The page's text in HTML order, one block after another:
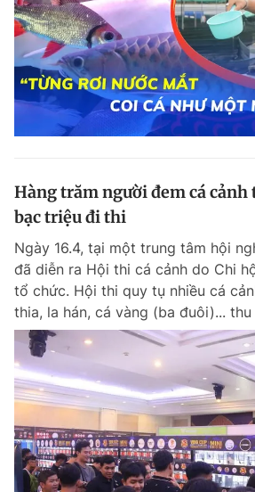
Hàng trăm người đem cá cảnh
bạc triệu đi thi
Ngày 16.4, tại một trung tâm hội
đã diễn ra Hội thi cá cảnh do Chi
tổ chức. Hội thi quy tụ nhiều cá
thia, la hán, cá vàng (ba đuôi)...